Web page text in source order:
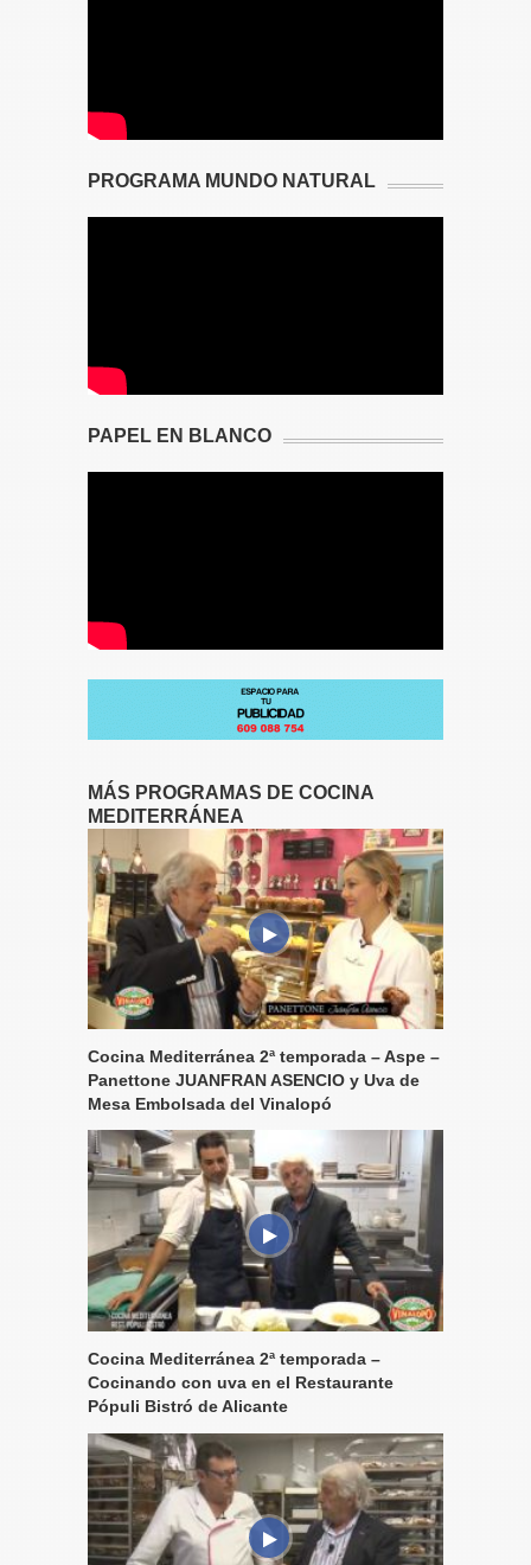
PROGRAMA MUNDO NATURAL
PAPEL EN BLANCO
MÁS PROGRAMAS DE COCINA
MEDITERRÁNEA
Cocina Mediterránea 2ª temporada – Aspe –
Panettone JUANFRAN ASENCIO y Uva de
Mesa Embolsada del Vinalopó
Cocina Mediterránea 2ª temporada –
Cocinando con uva en el Restaurante
Pópuli Bistró de Alicante